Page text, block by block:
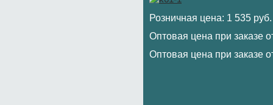
Розничная цена: 1 535
Оптовая цена при заказе
Оптовая цена при заказе